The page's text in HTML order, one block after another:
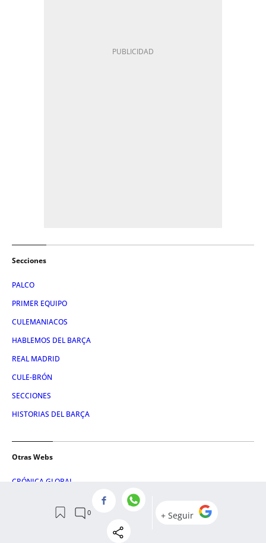
Secciones
PALCO
PRIMER EQUIPO
CULEMANIACOS
HABLEMOS DEL BARÇA
REAL MADRID
CULE-BRÓN
SECCIONES
HISTORIAS DEL BARÇA
Otras Webs
CRÓNICA GLOBAL
METROPOLI ABIERTA